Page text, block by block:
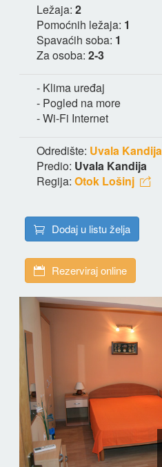
Ležaja: 2
Pomoćnih ležaja: 1
Spavaćih soba: 1
Za osoba: 2-3
- Klima uređaj
- Pogled na more
- Wi-Fi Internet
Odredište: Uvala Kandija
Predio: Uvala Kandija
Regija: Otok Lošinj
Dodaj u listu želja
Rezerviraj online